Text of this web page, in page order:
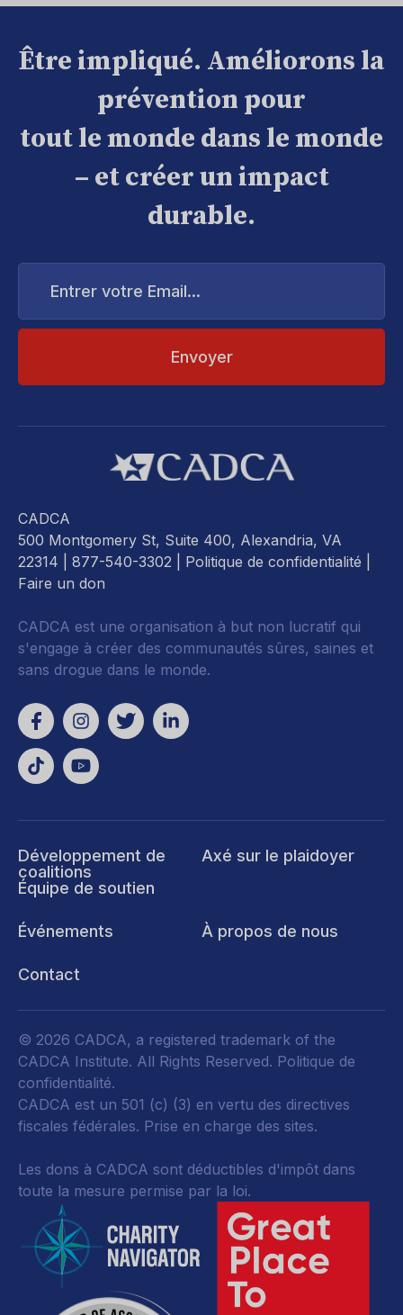
Être impliqué. Améliorons la
prévention pour
tout le monde dans le monde
– et créer un impact
durable.
Entrer
Email...
CADCA
500 Montgomery St, Suite 400, Alexandria, VA
22314 | 877-540-3302 | Politique de confidentialité
Faire un don
CADCA est une organisation à but non lucratif qui
s'engage à créer des communautés sûres, saines et
sans drogue dans le monde.
Développement de
coalitions
Équipe de soutien
Axé sur le plaidoyer
Événements À propos de nous
Contact
© 2026 CADCA, a registered trademark of the
CADCA Institute. All Rights Reserved. Politique de
confidentialité.
CADCA est un 501 (c) (3) en vertu des directives
fiscales fédérales. Prise en charge des sites.
Les dons à CADCA sont déductibles d'impôt dans
toute la mesure permise par la loi.